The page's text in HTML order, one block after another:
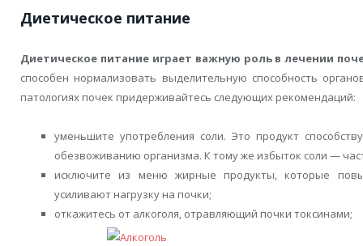
Диетическое питание
Диетическое питание играет важную роль в лечении
способен нормализовать выделительную способность
патологиях почек придерживайтесь следующих рекомендаций:
уменьшите употребления соли. Это продукт
обезвоживанию организма. К тому же избыток соли —
исключите из меню жирные продукты, которые
усиливают нагрузку на почки;
откажитесь от алкоголя, отравляющий почки токсинами;